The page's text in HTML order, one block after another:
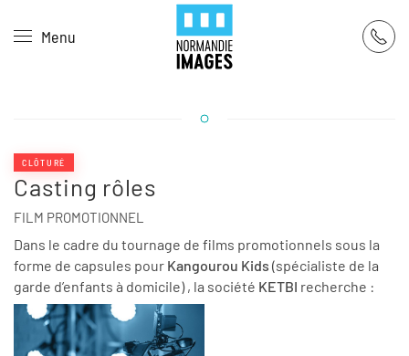
Skip to main content
Menu
CLÔTURÉ
Casting rôles
FILM PROMOTIONNEL
Dans le cadre du tournage de films promotionnels sous la
forme de capsules pour Kangourou Kids (spécialiste de la
garde d’enfants à domicile) , la société KETBI recherche :
Panneau de gestion des cookies